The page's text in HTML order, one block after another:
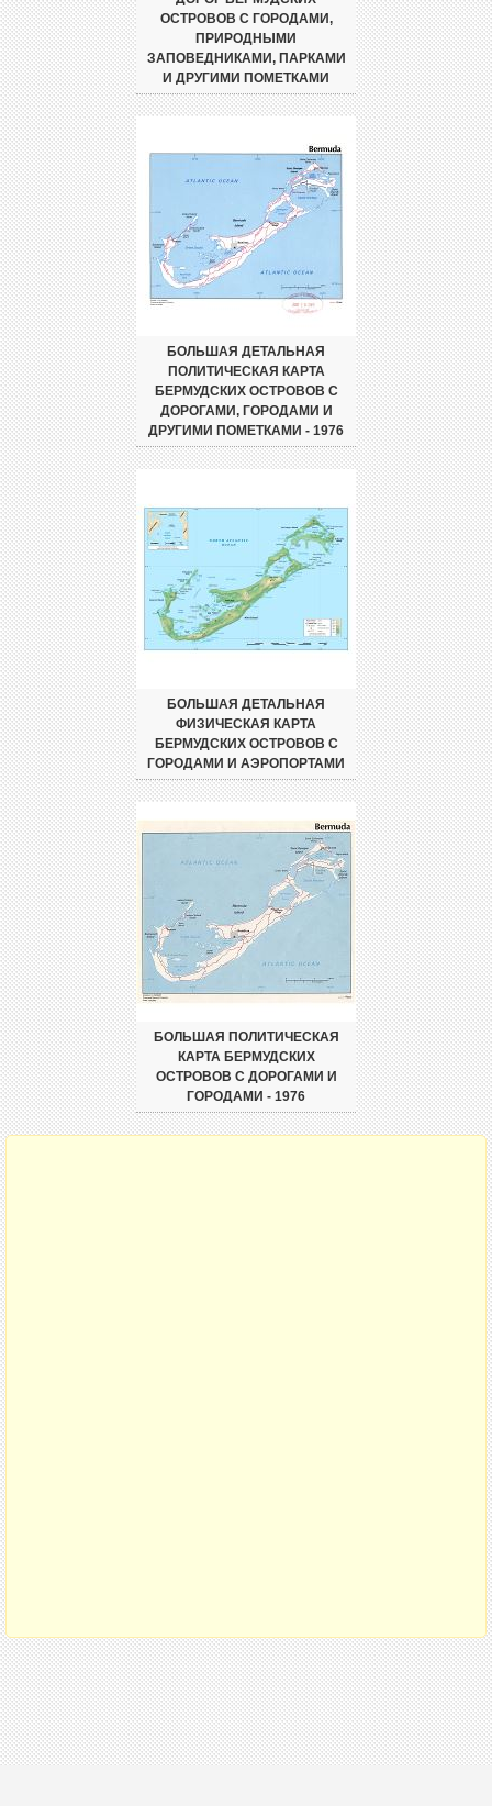
ОСТРОВОВ С ГОРОДАМИ,
ПРИРОДНЫМИ
ЗАПОВЕДНИКАМИ, ПАРКАМИ
И ДРУГИМИ ПОМЕТКАМИ
БОЛЬШАЯ ДЕТАЛЬНАЯ
ПОЛИТИЧЕСКАЯ КАРТА
БЕРМУДСКИХ ОСТРОВОВ С
ДОРОГАМИ, ГОРОДАМИ И
ДРУГИМИ ПОМЕТКАМИ - 1976
БОЛЬШАЯ ДЕТАЛЬНАЯ
ФИЗИЧЕСКАЯ КАРТА
БЕРМУДСКИХ ОСТРОВОВ С
ГОРОДАМИ И АЭРОПОРТАМИ
БОЛЬШАЯ ПОЛИТИЧЕСКАЯ
КАРТА БЕРМУДСКИХ
ОСТРОВОВ С ДОРОГАМИ И
ГОРОДАМИ - 1976